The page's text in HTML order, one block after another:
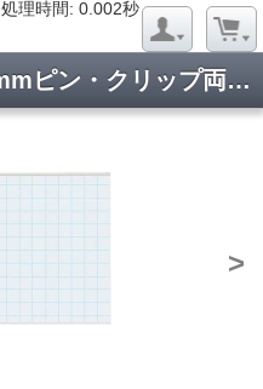
処理時間: 0.002秒
名刺型名札 56mm×91mmピン・クリップ両用型 ナフ-20N
>